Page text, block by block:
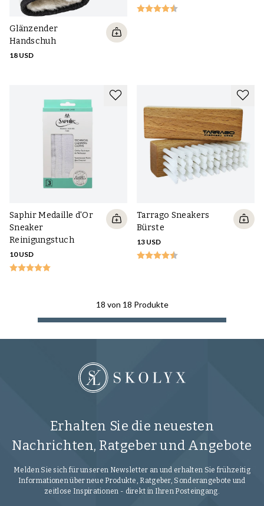
Glänzender
Handschuh
18 USD
Saphir Medaille d'Or
Sneaker
Reinigungstuch
10 USD
Tarrago Sneakers
Bürste
13 USD
18 von 18 Produkte
Erhalten Sie die neuesten
Nachrichten, Ratgeber und Angebote
Melden Sie sich für unseren Newsletter an und erhalten Sie frühzeitig
Informationen über neue Produkte, Ratgeber, Sonderangebote und
zeitlose Inspirationen - direkt in Ihren Posteingang.